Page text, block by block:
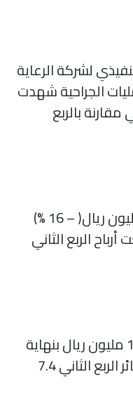
لشركة الرعاية
الجراحية شهدت
مقارنة بالربع
انخفضت أرباح الشركة إلى 31 مليون ريال( – 16 %)
الأول 2021، وبلغت أرباح الربع الثاني
انخفضت خسائر الشركة إلى 14.5 مليون ريال بنهاية
النصف الأول 2021، وبلغت خسائر الربع الثاني 7.4